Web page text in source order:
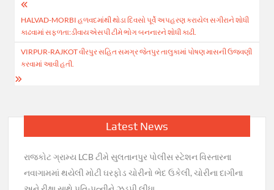
Post
navigation
HALVAD-MORBI હળવદમાંથી થોડા દિવસો પૂર્વે અપહરણ કરાયેલ સગીરાને શોધી
કાઢવામાં સફળતા:ડીવાયએસપી ટીમે ભોગ બનનારને શોધી કાઢી.
VIRPUR-RAJKOT વીરપુર સહિત સમગ્ર જેતપુર તાલુકામાં પોષણ માસની ઉજવણી
કરવામાં આવી હતી.
Latest News
રાજકોટ ગ્રામ્ય LCB ટીમે સુલતાનપુર પોલીસ સ્ટેશન વિસ્તારના
નવાગામમાં થયેલી મોટી ઘરફોડ ચોરીનો ભેદ ઉકેલી, ચોરીના દાગીના